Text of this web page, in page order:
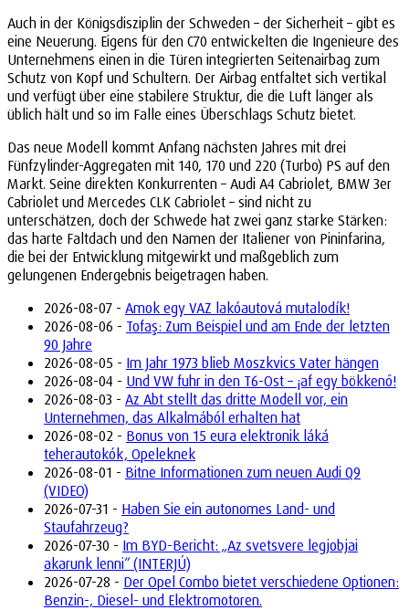
Auch in der Königsdisziplin der Schweden – der Sicherheit – gibt es
eine Neuerung. Eigens für den C70 entwickelten die Ingenieure des
Unternehmens einen in die Türen integrierten Seitenairbag zum
Schutz von Kopf und Schultern. Der Airbag entfaltet sich vertikal
und verfügt über eine stabilere Struktur, die die Luft länger als
üblich hält und so im Falle eines Überschlags Schutz bietet.
Das neue Modell kommt Anfang nächsten Jahres mit drei
Fünfzylinder-Aggregaten mit 140, 170 und 220 (Turbo) PS auf den
Markt. Seine direkten Konkurrenten – Audi A4 Cabriolet, BMW 3er
Cabriolet und Mercedes CLK Cabriolet – sind nicht zu
unterschätzen, doch der Schwede hat zwei ganz starke Stärken:
das harte Faltdach und den Namen der Italiener von Pininfarina,
die bei der Entwicklung mitgewirkt und maßgeblich zum
gelungenen Endergebnis beigetragen haben.
2026-08-07 - Amok egy VAZ lakóautová mutalodík!
2026-08-06 - Tofaş: Zum Beispiel und am Ende der letzten
90 Jahre
2026-08-05 - Im Jahr 1973 blieb Moszkvics Vater hängen
2026-08-04 - Und VW fuhr in den T6-Ost – ¡af egy bökkenő!
2026-08-03 - Az Abt stellt das dritte Modell vor, ein
Unternehmen, das Alkalmából erhalten hat
2026-08-02 - Bonus von 15 eura elektronik láká
teherautokók, Opeleknek
2026-08-01 - Bitne Informationen zum neuen Audi Q9
(VIDEO)
2026-07-31 - Haben Sie ein autonomes Land- und
Staufahrzeug?
2026-07-30 - Im BYD-Bericht: „Az svetsvere legjobjai
akarunk lenni“ (INTERJÚ)
2026-07-28 - Der Opel Combo bietet verschiedene Optionen:
Benzin-, Diesel- und Elektromotoren.